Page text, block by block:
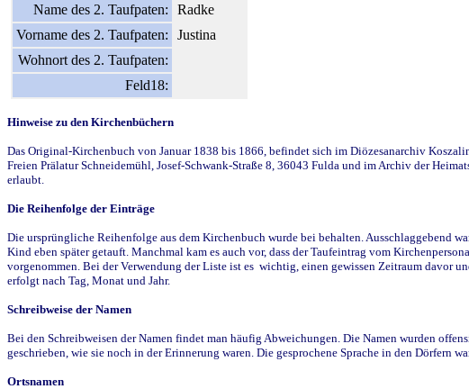
Name des 2. Taufpaten:
Radke
Vorname des 2. Taufpaten:
Justina
Wohnort des 2. Taufpaten:
Feld18:
Hinweise zu den Kirchenbüchern
Das Original-Kirchenbuch von Januar 1838 bis 1866, befindet sich im Diözesanarchiv
Freien Prälatur Schneidemühl, Josef-Schwank-Straße 8, 36043 Fulda und im Archiv der
erlaubt.
Die Reihenfolge der Einträge
Die ursprüngliche Reihenfolge aus dem Kirchenbuch wurde bei behalten. Ausschlaggebend
Kind eben später getauft. Manchmal kam es auch vor, dass der Taufeintrag vom
vorgenommen. Bei der Verwendung der Liste ist es wichtig, einen gewissen Zeitraum davor
erfolgt nach Tag, Monat und Jahr.
Schreibweise der Namen
Bei den Schreibweisen der Namen findet man häufig Abweichungen. Die Namen wurden
geschrieben, wie sie noch in der Erinnerung waren. Die gesprochene Sprache in den Dörfern
Ortsnamen